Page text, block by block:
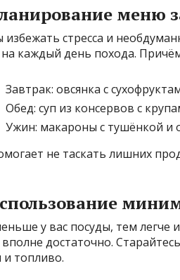
меню
избежать стресса и
каждый день похода.
Завтрак: овсянка с
Обед: суп из консервов с
Ужин: макароны с тушёнкой и
не таскать лишних
у вас посуды, тем легче
достаточно.
и топливо.